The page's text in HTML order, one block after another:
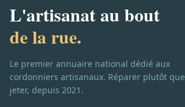
L'artisanat au bout
de la rue.
Le premier annuaire national dédié aux
cordonniers artisanaux. Réparer plutôt que
jeter, depuis 2021.